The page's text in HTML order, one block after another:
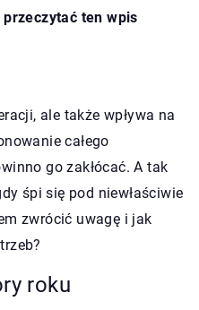
ten wpis
ale także wpływa na
całego
go zakłócać. A tak
śpi się pod niewłaściwie
zwrócić uwagę i jak
roku